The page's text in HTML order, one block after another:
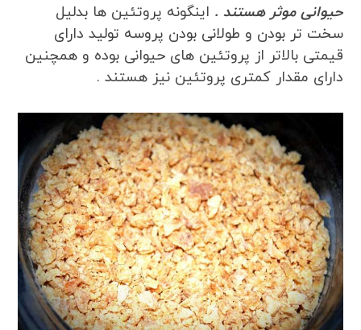
حیوانی موثر هستند . اینگونه پروتئین ها بدلیل
سخت تر بودن و طولانی بودن پروسه تولید دارای
قیمتی بالاتر از پروتئین های حیوانی بوده و همچنین
دارای مقدار کمتری پروتئین نیز هستند .